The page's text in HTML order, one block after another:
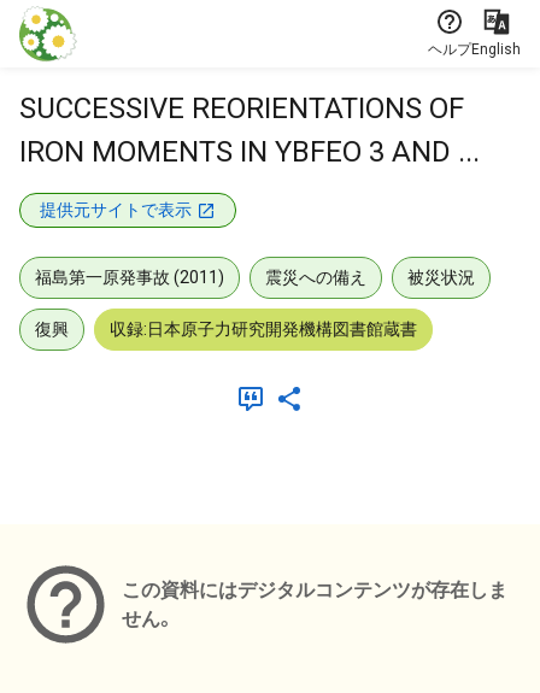
本文に飛ぶ
ヘルプEnglish
SUCCESSIVE REORIENTATIONS OF
IRON MOMENTS IN YBFEO 3 AND ...
提供元サイトで表示
福島第一原発事故 (2011) 震災への備え 被災状況
復興 収録:日本原子力研究開発機構図書館蔵書
この資料にはデジタルコンテンツが存在しま
せん。